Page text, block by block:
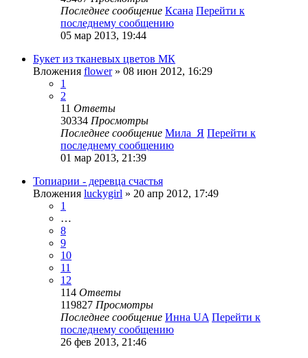
Последнее сообщение Ксана Перейти к
последнему сообщению
05 мар 2013, 19:44
Букет из тканевых цветов МК
Вложения flower» 08 июн 2012, 16:29
1
2
11 Ответы
30334 Просмотры
Последнее сообщение Мила_Я Перейти к
последнему сообщению
01 мар 2013, 21:39
Топиарии - деревца счастья
Вложения luckygirl » 20 апр 2012, 17:49
1
…
8
9
10
11
12
114 Ответы
119827 Просмотры
Последнее сообщение Инна UA Перейти к
последнему сообщению
26 фев 2013, 21:46